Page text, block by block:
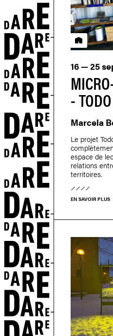
-
16 — 25
Marcela
Le projet
espace de
relations
territoires.
EN SAVOIR PLUS